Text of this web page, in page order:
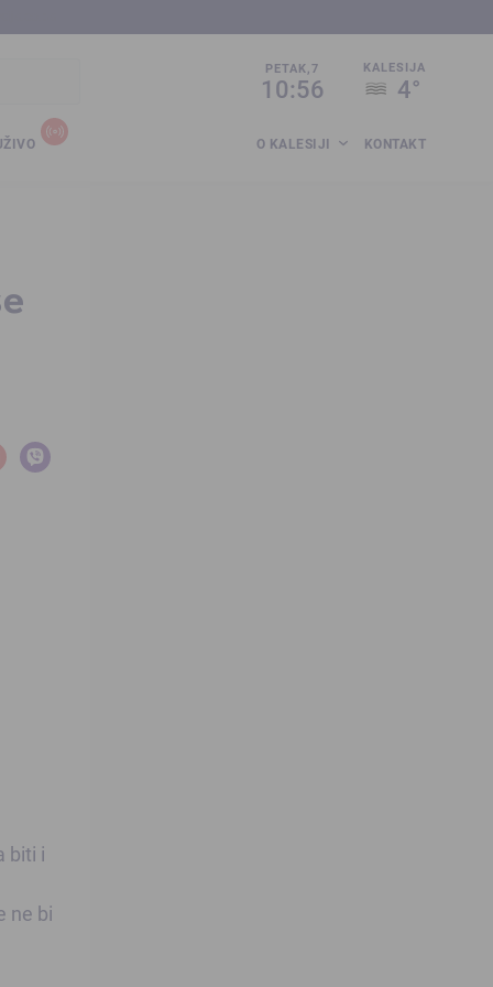
PETAK,7
10:56
KALESIJA
4°
O KALESIJI KONTAKT
biti i
ne bi